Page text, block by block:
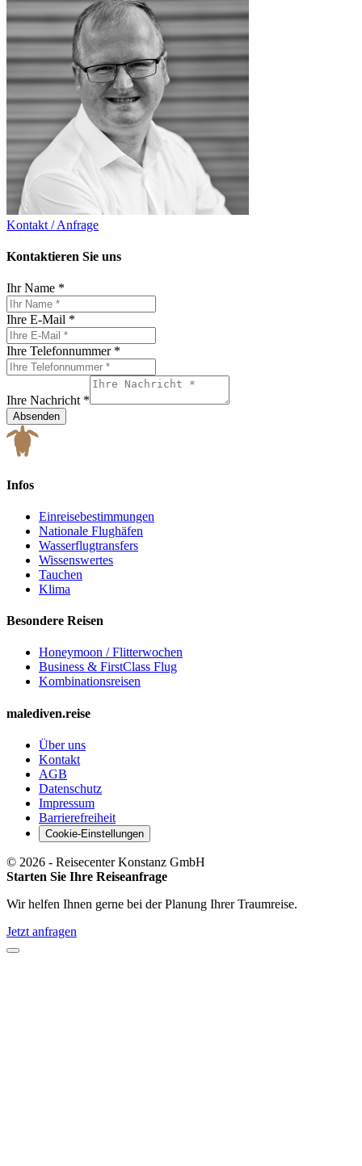
Kontakt / Anfrage
Kontaktieren Sie uns
Ihr Name *
Ihre E-Mail *
Ihre Telefonnummer *
Ihre Nachricht *
Absenden
Infos
Einreisebestimmungen
Nationale Flughäfen
Wasserflugtransfers
Wissenswertes
Tauchen
Klima
Besondere Reisen
Honeymoon / Flitterwochen
Business & FirstClass Flug
Kombinationsreisen
malediven.reise
Über uns
Kontakt
AGB
Datenschutz
Impressum
Barrierefreiheit
Cookie-Einstellungen
© 2026 - Reisecenter Konstanz GmbH
Starten Sie Ihre Reiseanfrage
Wir helfen Ihnen gerne bei der Planung Ihrer Traumreise.
Jetzt anfragen